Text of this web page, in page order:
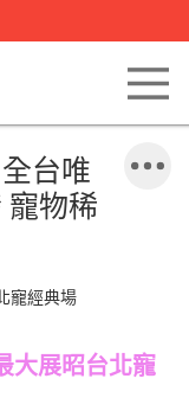
台唯
寵物稀
寵經典場
大展昭台北寵